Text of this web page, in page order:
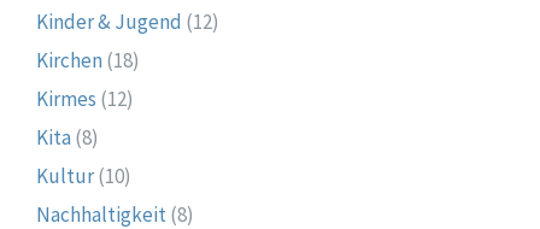
Kinder & Jugend (12)
Kirchen (18)
Kirmes (12)
Kita (8)
Kultur(10)
Nachhaltigkeit(8)